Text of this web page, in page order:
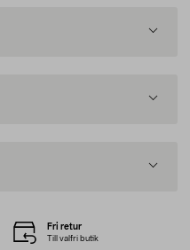
Fri retur
Till valfri butik